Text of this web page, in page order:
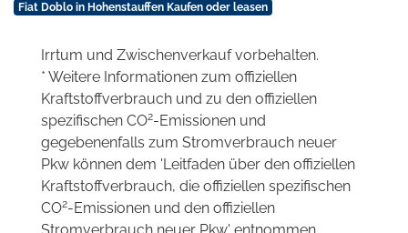
Fiat Doblo in Hohenstauffen Kaufen oder leasen
Irrtum und Zwischenverkauf vorbehalten.
* Weitere Informationen zum offiziellen
Kraftstoffverbrauch und zu den offiziellen
spezifischen CO2-Emissionen und
gegebenenfalls zum Stromverbrauch neuer
Pkw können dem 'Leitfaden über den offiziellen
Kraftstoffverbrauch, die offiziellen spezifischen
CO2-Emissionen und den offiziellen